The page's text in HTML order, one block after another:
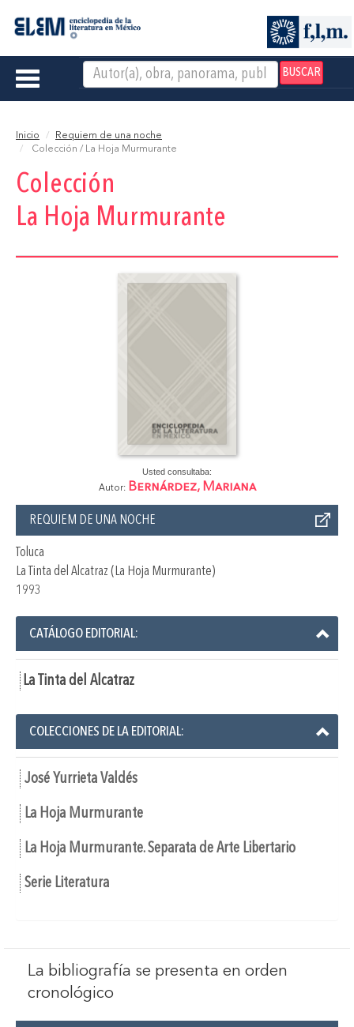
BUSCAR
Toggle
Inicio
Requiem de una noche
Colección / La Hoja Murmurante
Colección
La Hoja Murmurante
Usted consultaba:
Autor: Bernárdez, Mariana
REQUIEM DE UNA NOCHE
Toluca
La Tinta del Alcatraz (La Hoja Murmurante)
1993
CATÁLOGO EDITORIAL:
La Tinta del Alcatraz
COLECCIONES DE LA EDITORIAL:
José Yurrieta Valdés
La Hoja Murmurante
La Hoja Murmurante. Separata de Arte Libertario
Serie Literatura
La bibliografía se presenta en orden
cronológico